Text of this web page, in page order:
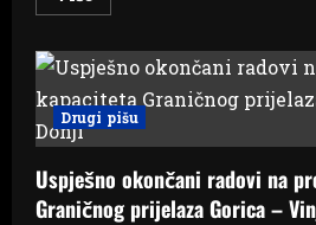
more
Gusjenice
šimširovog
moljca
već
prave
štete
Drugi pišu
Uspješno okončani radovi na
Graničnog prijelaza Gorica –